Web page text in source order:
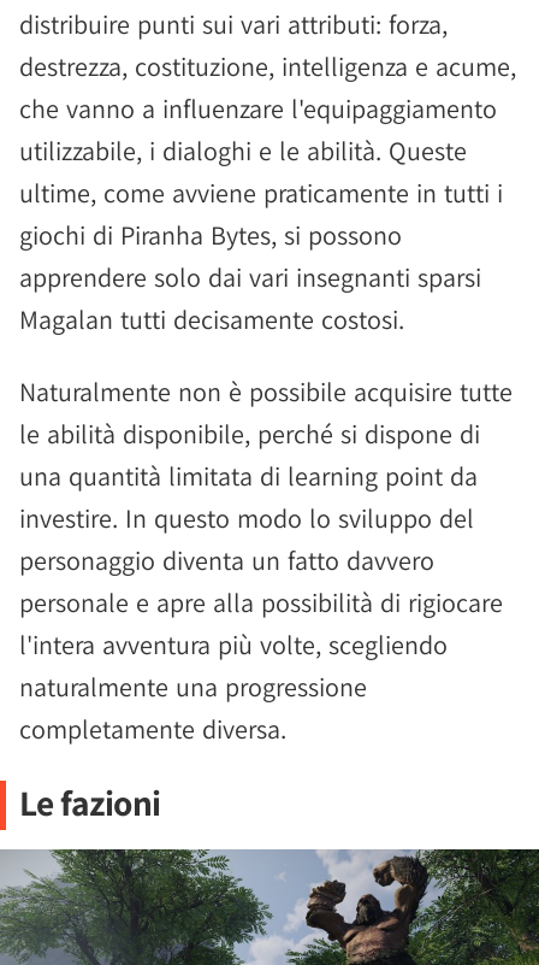
distribuire punti sui vari attributi: forza,
destrezza, costituzione, intelligenza e acume,
che vanno a influenzare l'equipaggiamento
utilizzabile, i dialoghi e le abilità. Queste
ultime, come avviene praticamente in tutti i
giochi di Piranha Bytes, si possono
apprendere solo dai vari insegnanti sparsi
Magalan tutti decisamente costosi.
Naturalmente non è possibile acquisire tutte
le abilità disponibile, perché si dispone di
una quantità limitata di learning point da
investire. In questo modo lo sviluppo del
personaggio diventa un fatto davvero
personale e apre alla possibilità di rigiocare
l'intera avventura più volte, scegliendo
naturalmente una progressione
completamente diversa.
Le fazioni